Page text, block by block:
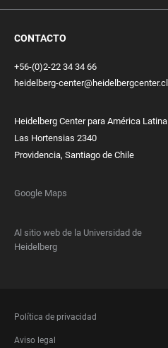
CONTACTO
+56-(0)2-22 34 34 66
heidelberg-center@heidelbergcenter.cl
Heidelberg Center para América Latina
Las Hortensias 2340
Providencia, Santiago de Chile
Google Maps
Al sitio web de la Universidad de
Heidelberg
FOOTER
LEGAL
Política de privacidad
Aviso legal